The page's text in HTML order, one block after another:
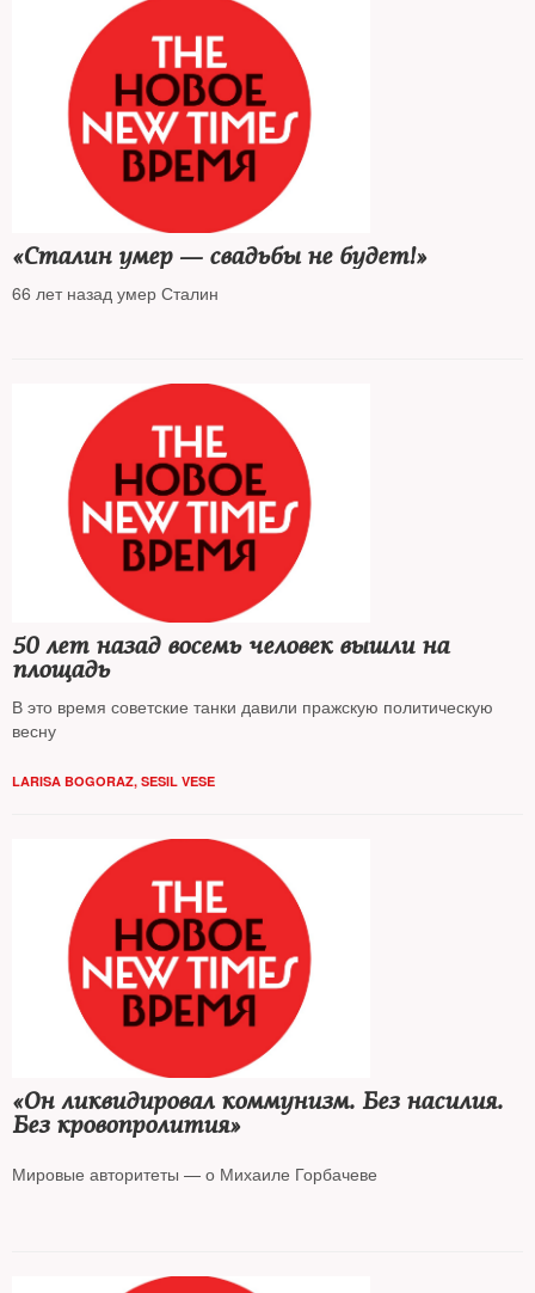
«Сталин умер — свадьбы не будет!»
66 лет назад умер Сталин
50 лет назад восемь человек вышли на
площадь
В это время советские танки давили пражскую политическую
весну
LARISA BOGORAZ, SESIL VESE
«Он ликвидировал коммунизм. Без насилия.
Без кровопролития»
Мировые авторитеты — о Михаиле Горбачеве